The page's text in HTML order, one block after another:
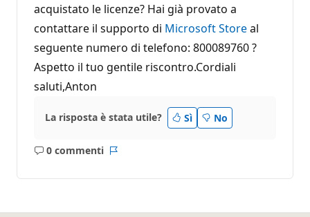
acquistato le licenze? Hai già provato a
contattare il supporto di Microsoft Storeal
seguente numero di telefono: 800089760 ?
Aspetto il tuo gentile riscontro.Cordiali
saluti,Anton
La risposta è stata utile? Sì No
0 commenti
Nessun